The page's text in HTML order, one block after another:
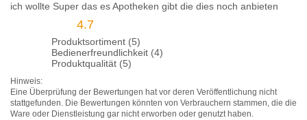
ich wollte Super das es Apotheken gibt die dies noch anbieten
4.7
Produktsortiment (5)
Bedienerfreundlichkeit (4)
Produktqualität (5)
Hinweis:
Eine Überprüfung der Bewertungen hat vor deren Veröffentlichung nicht
stattgefunden. Die Bewertungen könnten von Verbrauchern stammen, die die
Ware oder Dienstleistung gar nicht erworben oder genutzt haben.